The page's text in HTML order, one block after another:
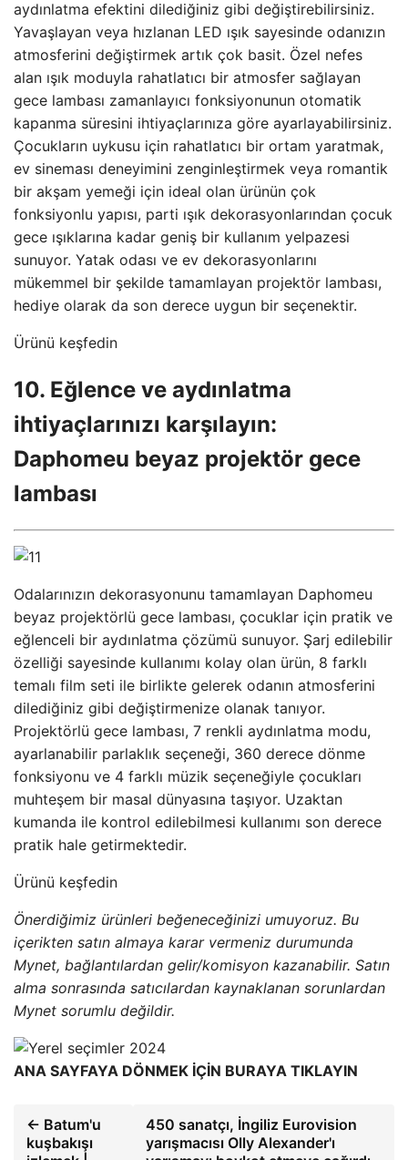
aydınlatma efektini dilediğiniz gibi değiştirebilirsiniz.
Yavaşlayan veya hızlanan LED ışık sayesinde odanızın
atmosferini değiştirmek artık çok basit. Özel nefes
alan ışık moduyla rahatlatıcı bir atmosfer sağlayan
gece lambası zamanlayıcı fonksiyonunun otomatik
kapanma süresini ihtiyaçlarınıza göre ayarlayabilirsiniz.
Çocukların uykusu için rahatlatıcı bir ortam yaratmak,
ev sineması deneyimini zenginleştirmek veya romantik
bir akşam yemeği için ideal olan ürünün çok
fonksiyonlu yapısı, parti ışık dekorasyonlarından çocuk
gece ışıklarına kadar geniş bir kullanım yelpazesi
sunuyor. Yatak odası ve ev dekorasyonlarını
mükemmel bir şekilde tamamlayan projektör lambası,
hediye olarak da son derece uygun bir seçenektir.
Ürünü keşfedin
10. Eğlence ve aydınlatma
ihtiyaçlarınızı karşılayın:
Daphomeu beyaz projektör gece
lambası
Odalarınızın dekorasyonunu tamamlayan Daphomeu
beyaz projektörlü gece lambası, çocuklar için pratik ve
eğlenceli bir aydınlatma çözümü sunuyor. Şarj edilebilir
özelliği sayesinde kullanımı kolay olan ürün, 8 farklı
temalı film seti ile birlikte gelerek odanın atmosferini
dilediğiniz gibi değiştirmenize olanak tanıyor.
Projektörlü gece lambası, 7 renkli aydınlatma modu,
ayarlanabilir parlaklık seçeneği, 360 derece dönme
fonksiyonu ve 4 farklı müzik seçeneğiyle çocukları
muhteşem bir masal dünyasına taşıyor. Uzaktan
kumanda ile kontrol edilebilmesi kullanımı son derece
pratik hale getirmektedir.
Ürünü keşfedin
Önerdiğimiz ürünleri beğeneceğinizi umuyoruz. Bu
içerikten satın almaya karar vermeniz durumunda
Mynet, bağlantılardan gelir/komisyon kazanabilir. Satın
alma sonrasında satıcılardan kaynaklanan sorunlardan
Mynet sorumlu değildir.
ANA SAYFAYA DÖNMEK İÇİN BURAYA TIKLAYIN
← Batum'u
kuşbakışı
450 sanatçı, İngiliz Eurovision
yarışmacısı Olly Alexander'ı